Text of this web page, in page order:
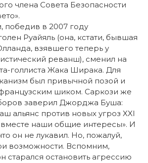
члена Совета Безопасности
победив в 2007 году
Руайяль (она, кстати, бывшая
взявшего теперь у
реванш), сменил на
голлиста Жака Ширака. Для
был привычной позой и
шиком. Саркози же
заверил Джорджа Буша:
альянс против новых угроз XXI
наши общие интересы». И
он не лукавил. Но, пожалуй,
возможности. Вспомним,
старался остановить агрессию